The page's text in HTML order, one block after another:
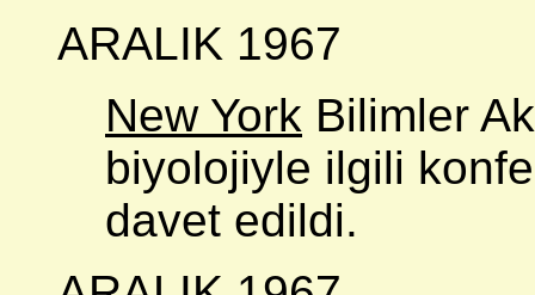
ARALIK 1967
New York Bilimler
biyolojiyle ilgili
davet edildi.